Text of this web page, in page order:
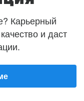
Карьерный
и даст